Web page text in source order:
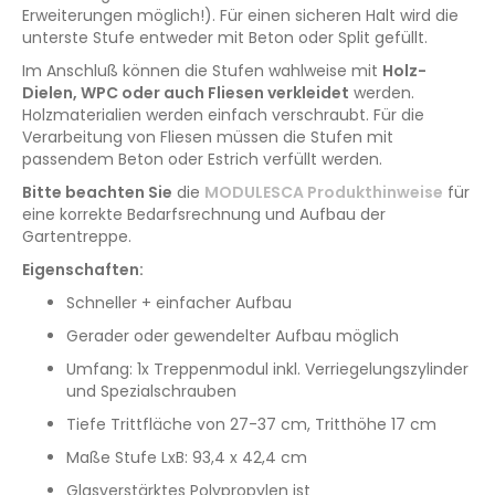
Erweiterungen möglich!). Für einen sicheren Halt wird die
unterste Stufe entweder mit Beton oder Split gefüllt.
Im Anschluß können die Stufen wahlweise mit Holz-
Dielen, WPC oder auch Fliesen verkleidet werden.
Holzmaterialien werden einfach verschraubt. Für die
Verarbeitung von Fliesen müssen die Stufen mit
passendem Beton oder Estrich verfüllt werden.
Bitte beachten Sie die MODULESCA Produkthinweise für
eine korrekte Bedarfsrechnung und Aufbau der
Gartentreppe.
Eigenschaften:
Schneller + einfacher Aufbau
Gerader oder gewendelter Aufbau möglich
Umfang: 1x Treppenmodul inkl. Verriegelungszylinder
und Spezialschrauben
Tiefe Trittfläche von 27-37 cm, Tritthöhe 17 cm
Maße Stufe LxB: 93,4 x 42,4 cm
Glasverstärktes Polypropylen ist